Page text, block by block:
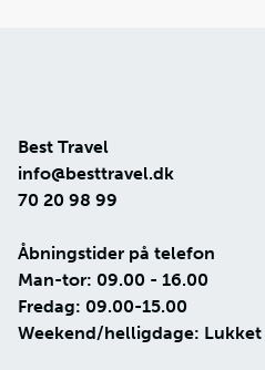
Best Travel
info@besttravel.dk
70 20 98 99
Åbningstider på telefon
Man-tor: 09.00 - 16.00
Fredag: 09.00-15.00
Weekend/helligdage: Lukket